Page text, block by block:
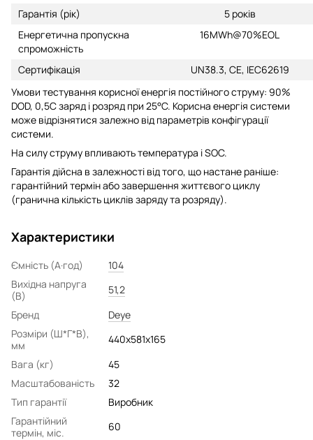
Гарантія (рік)
5 років
Енергетична пропускна
спроможність
16MWh@70%EOL
Сертифікація
UN38.3, CE, IEC62619
Умови тестування корисної енергія постійного струму: 90%
DOD, 0,5C заряд і розряд при 25°C. Корисна енергія системи
може відрізнятися залежно від параметрів конфігурації
системи.
На силу струму впливають температура і SOC.
Гарантія дійсна в залежності від того, що настане раніше:
гарантійний термін або завершення життєвого циклу
(гранична кількість циклів заряду та розряду).
Характеристики
Ємність (А·год)
104
Вихідна напруга
(В)
51,2
Бренд
Deye
Розміри (Ш*Г*В),
мм
440х581х165
Вага (кг)
45
Масштабованість
32
Тип гарантії
Виробник
Гарантійний
термін, міс.
60